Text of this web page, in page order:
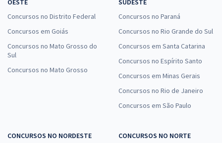
OESTE
Concursos no Distrito Federal
Concursos em Goiás
Concursos no Mato Grosso do
Sul
Concursos no Mato Grosso
SUDESTE
Concursos no Paraná
Concursos no Rio Grande do Sul
Concursos em Santa Catarina
Concursos no Espírito Santo
Concursos em Minas Gerais
Concursos no Rio de Janeiro
Concursos em São Paulo
CONCURSOS NO NORDESTE
CONCURSOS NO NORTE